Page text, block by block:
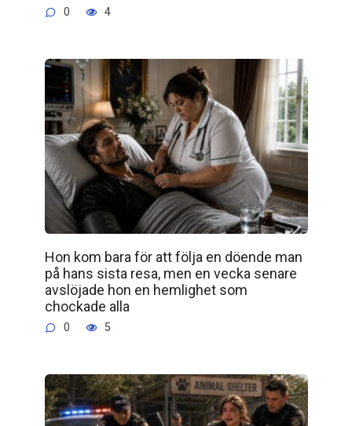
0 4
Hon kom bara för att följa en döende man
på hans sista resa, men en vecka senare
avslöjade hon en hemlighet som
chockade alla
0 5